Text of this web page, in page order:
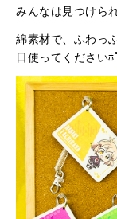
みんなは見つけら
綿素材で、ふわっ
日使ってくださいﾎ